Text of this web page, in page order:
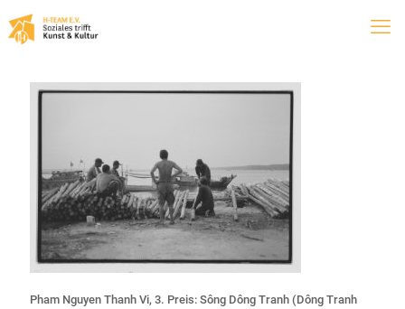
Pham Nguyen Thanh Vi, 3. Preis: Sông Dông Tranh (Dông Tranh